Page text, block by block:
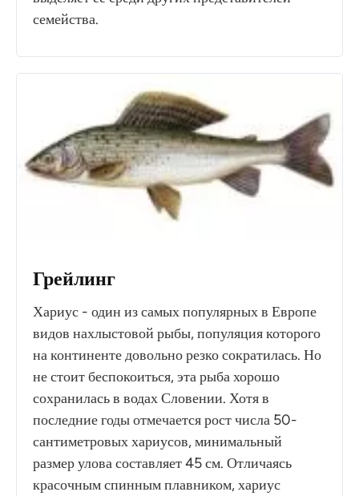
семейства.
Грейлинг
Хариус - один из самых популярных в Европе
видов нахлыстовой рыбы, популяция которого
на континенте довольно резко сократилась. Но
не стоит беспокоиться, эта рыба хорошо
сохранилась в водах Словении. Хотя в
последние годы отмечается рост числа 50-
сантиметровых хариусов, минимальный
размер улова составляет 45 см. Отличаясь
красочным спинным плавником, хариус